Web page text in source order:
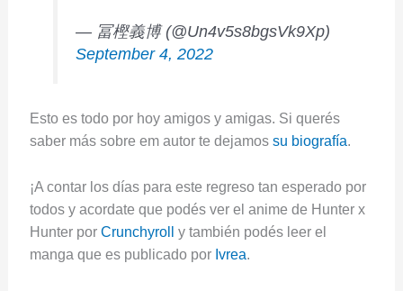
— 冨樫義博 (@Un4v5s8bgsVk9Xp)
September 4, 2022
Esto es todo por hoy amigos y amigas. Si querés
saber más sobre em autor te dejamos su biografía.
¡A contar los días para este regreso tan esperado por
todos y acordate que podés ver el anime de Hunter x
Hunter por Crunchyroll
y también podés leer el
manga que es publicado por Ivrea.